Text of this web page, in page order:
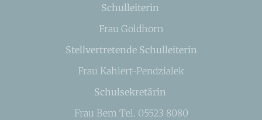
Schulleiterin
Frau Goldhorn
Stellvertretende Schulleiterin
Frau Kahlert-Pendzialek
Schulsekretärin
Frau Bem Tel. 05523 8080